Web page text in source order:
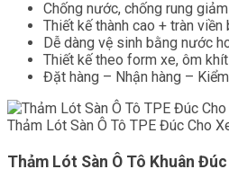
Chống nước, chống rung
Thiết kế thành cao + tràn viền
Dễ dàng vệ sinh bằng nước
Thiết kế theo form xe, ôm
Đặt hàng – Nhận hàng –
Thảm Lót Sàn Ô Tô TPE Đúc Cho
Thảm Lót Sàn Ô Tô Khuân